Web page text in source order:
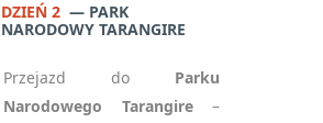
DZIEŃ 2
PARK
NARODOWY TARANGIRE
Przejazd do Parku
Narodowego Tarangire–